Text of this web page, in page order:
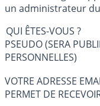
un administrateur
QUI ÊTES-VOUS ?
PSEUDO (SERA
PERSONNELLES)
VOTRE ADRESSE
PERMET DE